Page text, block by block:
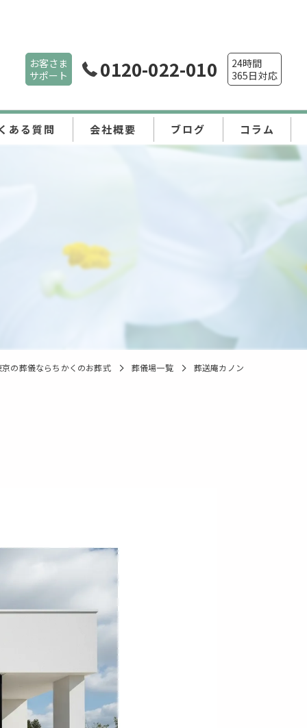
お客さま
サポート
0120-022-010
24時間
365日対応
ある質問 会社概要 ブログ コラム
京の葬儀ならちかくのお葬式 葬儀場一覧 葬送庵カノン